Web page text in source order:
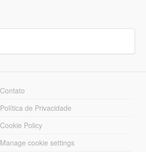
Contato
Política de Privacidade
Cookie Policy
Manage cookie settings